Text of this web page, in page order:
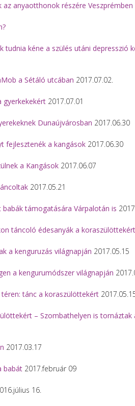
anyaotthonok részére Veszprémben
tudnia kéne a szülés utáni depresszió
a Sétáló utcában 2017.07.02.
gyerkekekért 2017.07.01
Dunaújvárosban 2017.06.30
fejlesztenék a kangások 2017.06.30
a Kangások 2017.06.07
2017.05.21
támogatására Várpalotán is
táncoló édesanyák a koraszülöttekért
a kenguruzás világnapján 2017.05.15
a kengurumódszer világnapján
tánc a koraszülöttekért
– Szombathelyen is tornáztak
2017.03.17
babát 2017.február 09
16.